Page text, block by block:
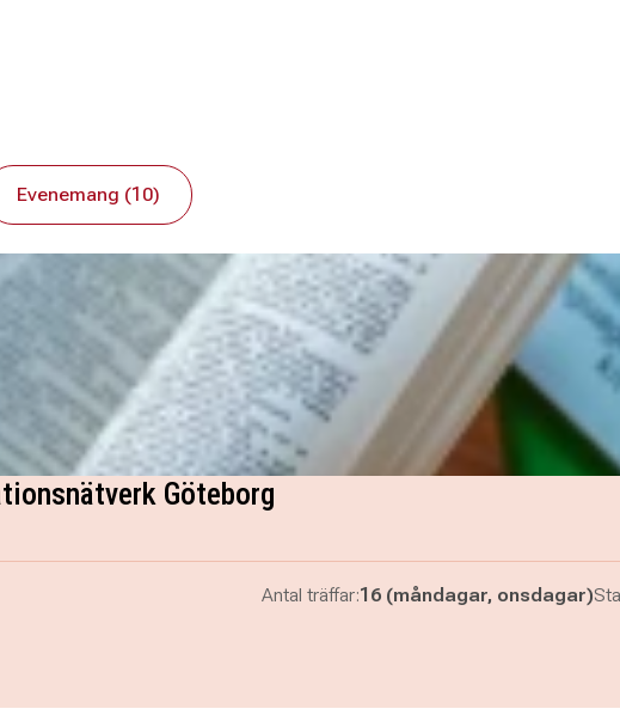
Evenemang (10)
Göteborg
Antal träffar:16 (måndagar, onsdagar)